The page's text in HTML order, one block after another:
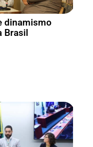
dinamismo
Brasil